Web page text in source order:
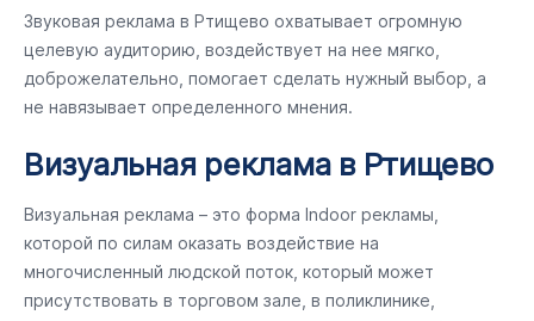
Звуковая реклама в Ртищево охватывает огромную
целевую аудиторию, воздействует на нее мягко,
доброжелательно, помогает сделать нужный выбор, а
не навязывает определенного мнения.
Визуальная реклама в Ртищево
Визуальная реклама – это форма Indoor рекламы,
которой по силам оказать воздействие на
многочисленный людской поток, который может
присутствовать в торговом зале, в поликлинике,